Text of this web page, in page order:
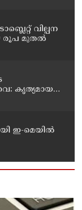
വില്പന
രൂപ മുതൽ
കൃത്യമായ
ഇ-മെയിൽ